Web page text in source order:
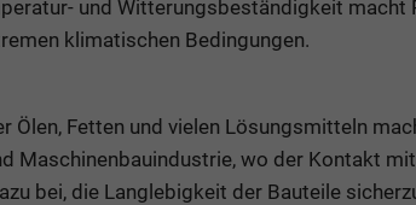
und Witterungsbeständigkeit macht
klimatischen Bedingungen.
Ölen, Fetten und vielen Lösungsmitteln
Maschinenbauindustrie, wo der Kontakt
bei, die Langlebigkeit der Bauteile